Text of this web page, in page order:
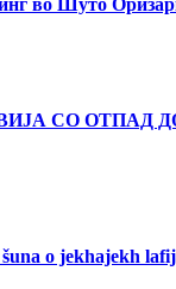
во Шуто
СО ОТПАД
o jekhajekh